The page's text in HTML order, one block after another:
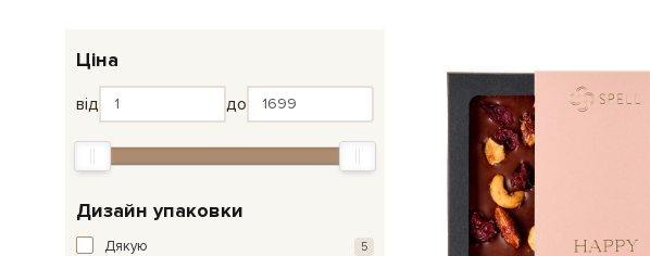
Ціна
від до
Дизайн упаковки
Дякую 5